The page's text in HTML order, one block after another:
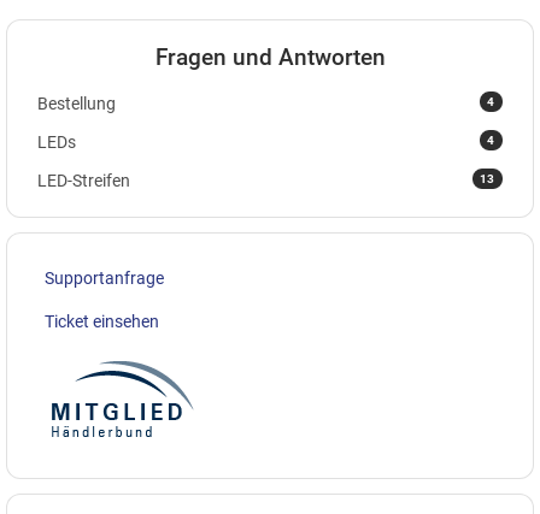
Fragen und Antworten
4
Bestellung
4
LEDs
13
LED-Streifen
Supportanfrage
Ticket einsehen